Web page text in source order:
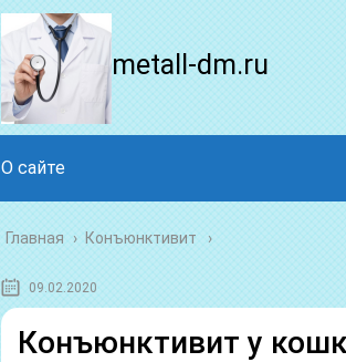
metall-dm.ru
О сайте
Главная › Конъюнктивит
09.02.2020
Конъюнктивит у